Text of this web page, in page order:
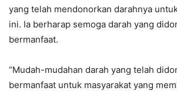
yang telah mendonorkan darahnya
ini. Ia berharap semoga darah yang
bermanfaat.
“Mudah-mudahan darah yang telah
bermanfaat untuk masyarakat yang